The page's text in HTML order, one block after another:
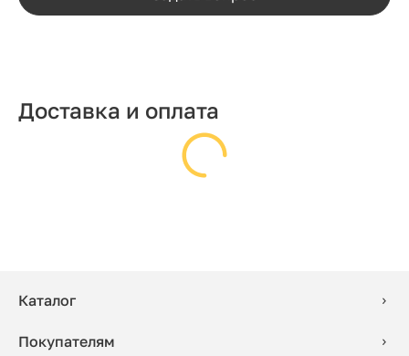
Доставка и оплата
Каталог
Покупателям